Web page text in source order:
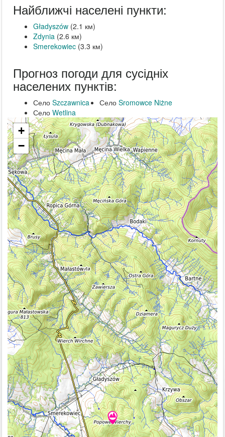
Найближчі населені пункти:
Gładyszów (2.1 км)
Zdynia (2.6 км)
Smerekowiec (3.3 км)
Прогноз погоди для сусідніх
населених пунктів:
Село Szczawnica Село Sromowce Niżne
Село Wetlina
+
−